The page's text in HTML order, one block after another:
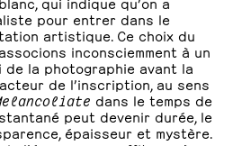
pour entrer dans le
artistique. Ce choix du
inconsciemment à un
de la photographie avant la
de l’inscription, au sens
dans le temps de
peut devenir durée, le
épaisseur et mystère.